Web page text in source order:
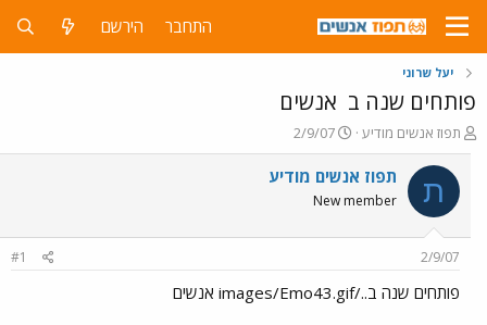
התחבר הירשם
יעל שרוני
פותחים שנה ב אנשים
פ
ו
ת
ח
ה
ש
א
תפוז אנשים מודיע
פ
ו
ר
ם
ר
2/9/07
ת תפוז אנשים מודיע
New member
2/9/07
#1
פותחים שנה ב../images/Emo43.gif אנשים